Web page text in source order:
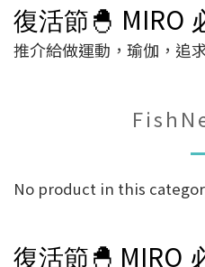
復活節🐣 MIRO
推介給做運動，瑜伽， 追
No product in this
復活節🐣 MIRO